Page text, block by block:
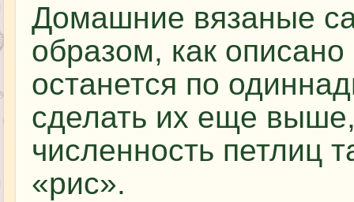
Домашние вязаные
образом, как
останется по
сделать их еще
численность петлиц
«рис».